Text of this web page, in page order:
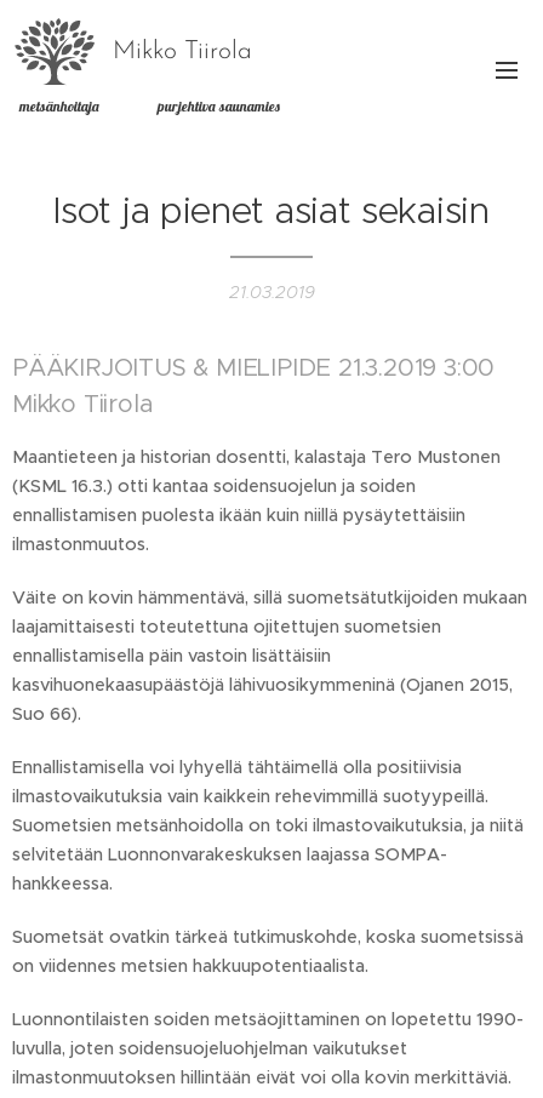
Mikko Tiirola
metsänhoitaja purjehtiva saunamies
Isot ja pienet asiat sekaisin
21.03.2019
PÄÄKIRJOITUS & MIELIPIDE 21.3.2019 3:00
Mikko Tiirola
Maantieteen ja historian dosentti, kalastaja Tero Mustonen
(KSML 16.3.) otti kantaa soidensuojelun ja soiden
ennallistamisen puolesta ikään kuin niillä pysäytettäisiin
ilmastonmuutos.
Väite on kovin hämmentävä, sillä suometsätutkijoiden mukaan
laajamittaisesti toteutettuna ojitettujen suometsien
ennallistamisella päin vastoin lisättäisiin
kasvihuonekaasupäästöjä lähivuosikymmeninä (Ojanen 2015,
Suo 66).
Ennallistamisella voi lyhyellä tähtäimellä olla positiivisia
ilmastovaikutuksia vain kaikkein rehevimmillä suotyypeillä.
Suometsien metsänhoidolla on toki ilmastovaikutuksia, ja niitä
selvitetään Luonnonvarakeskuksen laajassa SOMPA-
hankkeessa.
Suometsät ovatkin tärkeä tutkimuskohde, koska suometsissä
on viidennes metsien hakkuupotentiaalista.
Luonnontilaisten soiden metsäojittaminen on lopetettu 1990-
luvulla, joten soidensuojeluohjelman vaikutukset
ilmastonmuutoksen hillintään eivät voi olla kovin merkittäviä.